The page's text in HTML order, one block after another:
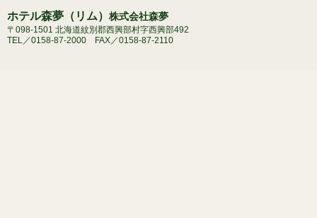
ホテル森夢（リム） 株式会社森夢
〒098-1501 北海道紋別郡西興部村字西興部492
TEL／0158-87-2000 FAX／0158-87-2110